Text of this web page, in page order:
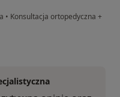
• Konsultacja ortopedyczna +